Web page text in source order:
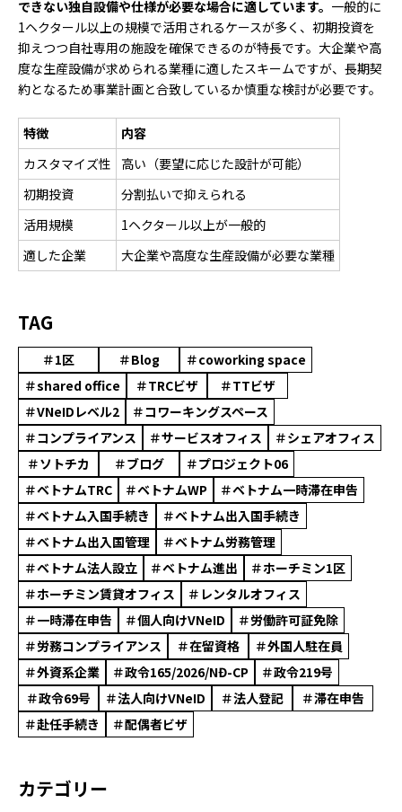
できない独自設備や仕様が必要な場合に適しています。 一般的に
1ヘクタール以上の規模で活用されるケースが多く、初期投資を
抑えつつ自社専用の施設を確保できるのが特長です。大企業や高
度な生産設備が求められる業種に適したスキームですが、長期契
約となるため事業計画と合致しているか慎重な検討が必要です。
特徴
内容
カスタマイズ性
高い（要望に応じた設計が可能）
初期投資
分割払いで抑えられる
活用規模
1ヘクタール以上が一般的
適した企業
大企業や高度な生産設備が必要な業種
TAG
＃1区 ＃Blog
＃coworking space
＃shared office
＃TRCビザ
＃TTビザ
＃VNeIDレベル2
＃コワーキングスペース
＃コンプライアンス
＃サービスオフィス
＃シェアオフィス
＃ソトチカ
＃ブログ
＃プロジェクト06
＃ベトナムTRC
＃ベトナムWP
＃ベトナム一時滞在申告
＃ベトナム入国手続き
＃ベトナム出入国手続き
＃ベトナム出入国管理
＃ベトナム労務管理
＃ベトナム法人設立
＃ベトナム進出
＃ホーチミン1区
＃ホーチミン賃貸オフィス
＃レンタルオフィス
＃一時滞在申告
＃個人向けVNeID
＃労働許可証免除
＃労務コンプライアンス
＃在留資格
＃外国人駐在員
＃外資系企業
＃政令165/2026/NĐ-CP
＃政令219号
＃政令69号
＃法人向けVNeID ＃法人登記
＃滞在申告
＃赴任手続き
＃配偶者ビザ
カテゴリー